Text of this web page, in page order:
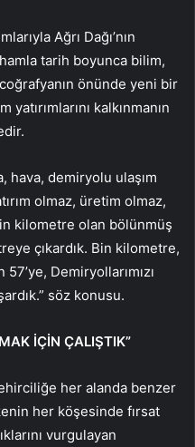
Ağrı Dağı’nın
tarih boyunca bilim,
önünde yeni bir
yatırımlarını kalkınmanın
hava, demiryolu ulaşım
olmaz, üretim olmaz,
kilometre olan bölünmüş
çıkardık. Bin kilometre,
57’ye, Demiryollarımızı
söz konusu.
İÇİN ÇALIŞTIK”
her alanda benzer
her köşesinde fırsat
vurgulayan